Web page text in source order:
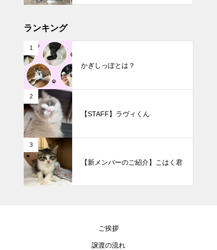
ランキング
1
かぎしっぽとは？
2
【STAFF】ラヴィくん
3
【新メンバーのご紹介】こはく君
ご挨拶
譲渡の流れ